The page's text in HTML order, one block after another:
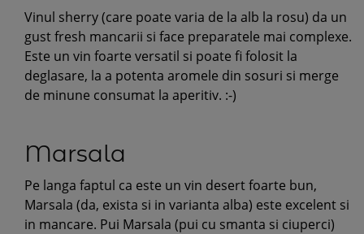
Vinul sherry (care poate varia de la alb la rosu) da un
gust fresh mancarii si face preparatele mai complexe.
Este un vin foarte versatil si poate fi folosit la
deglasare, la a potenta aromele din sosuri si merge
de minune consumat la aperitiv. :-)
Marsala
Pe langa faptul ca este un vin desert foarte bun,
Marsala (da, exista si in varianta alba) este excelent si
in mancare. Pui Marsala (pui cu smanta si ciuperci)